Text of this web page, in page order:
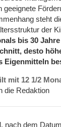
geeignete
steht
der
bis 30
desto
Eigenmitteln
mit 12 1/2
die Redaktion
nach dem